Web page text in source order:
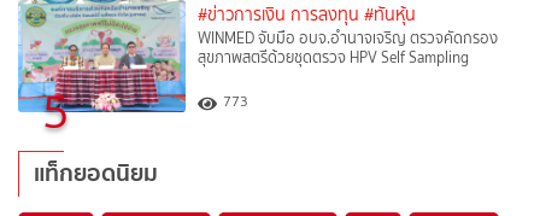
5
#ข่าวการเงิน การลงทุน #ทันหุ้น
WINMED จับมือ อบจ.อำนาจเจริญ ตรวจคัดกรอง
สุขภาพสตรีด้วยชุดตรวจ HPV Self Sampling
773
แท็กยอดนิยม